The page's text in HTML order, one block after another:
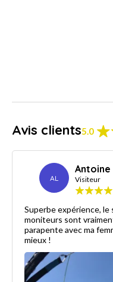
Avis clients5.0
AL
Antoine
Visiteur
Superbe expérience,
moniteurs sont
parapente avec ma
mieux !